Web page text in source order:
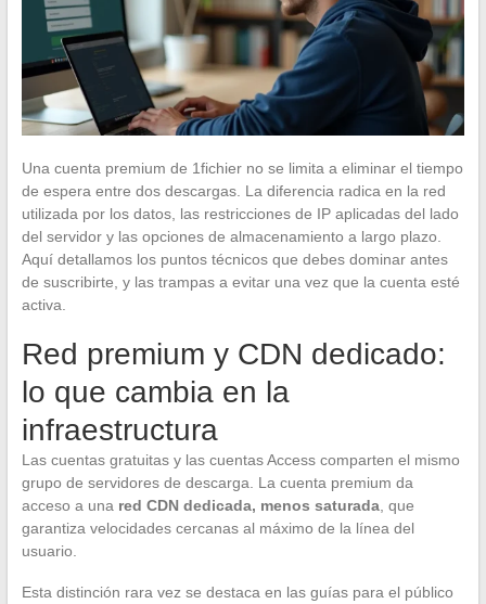
Una cuenta premium de 1fichier no se limita a eliminar el tiempo
de espera entre dos descargas. La diferencia radica en la red
utilizada por los datos, las restricciones de IP aplicadas del lado
del servidor y las opciones de almacenamiento a largo plazo.
Aquí detallamos los puntos técnicos que debes dominar antes
de suscribirte, y las trampas a evitar una vez que la cuenta esté
activa.
Red premium y CDN dedicado:
lo que cambia en la
infraestructura
Las cuentas gratuitas y las cuentas Access comparten el mismo
grupo de servidores de descarga. La cuenta premium da
acceso a una red CDN dedicada, menos saturada, que
garantiza velocidades cercanas al máximo de la línea del
usuario.
Esta distinción rara vez se destaca en las guías para el público